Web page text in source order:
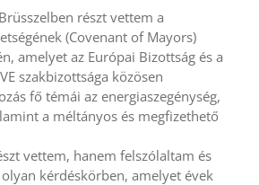
részt vettem a
(Covenant of Mayors)
amelyet az Európai Bizottság és a
szakbizottsága közösen
fő témái az energiaszegénység,
a méltányos és megfizethető
vettem, hanem felszólaltam és
kérdéskörben, amelyet évek